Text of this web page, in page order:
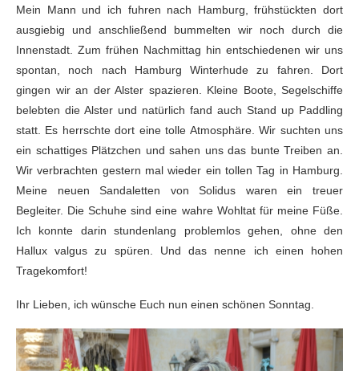
Mein Mann und ich fuhren nach Hamburg, frühstückten dort
ausgiebig und anschließend bummelten wir noch durch die
Innenstadt. Zum frühen Nachmittag hin entschiedenen wir uns
spontan, noch nach Hamburg Winterhude zu fahren. Dort
gingen wir an der Alster spazieren. Kleine Boote, Segelschiffe
belebten die Alster und natürlich fand auch Stand up Paddling
statt. Es herrschte dort eine tolle Atmosphäre. Wir suchten uns
ein schattiges Plätzchen und sahen uns das bunte Treiben an.
Wir verbrachten gestern mal wieder ein tollen Tag in Hamburg.
Meine neuen Sandaletten von Solidus waren ein treuer
Begleiter. Die Schuhe sind eine wahre Wohltat für meine Füße.
Ich konnte darin stundenlang problemlos gehen, ohne den
Hallux valgus zu spüren. Und das nenne ich einen hohen
Tragekomfort!
Ihr Lieben, ich wünsche Euch nun einen schönen Sonntag.